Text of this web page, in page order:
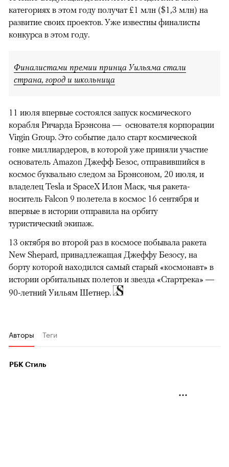
категориях в этом году получат £1 млн ($1,3 млн) на
развитие своих проектов. Уже известны финалисты
конкурса в этом году.
Финалистами премии принца Уильяма стали
страна, город и школьница
11 июля впервые состоялся запуск космического
корабля Ричарда Брэнсона — основателя корпорации
Virgin Group. Это событие дало старт космической
гонке миллиардеров, в которой уже приняли участие
основатель Amazon Джефф Безос, отправившийся в
космос буквально следом за Брэнсоном, 20 июля, и
владелец Tesla и SpaceX Илон Маск, чья ракета-
носитель Falcon 9 полетела в космос 16 сентября и
впервые в истории отправила на орбиту
туристический экипаж.
13 октября во второй раз в космосе побывала ракета
New Shepard, принадлежащая Джеффу Безосу, на
борту которой находился самый старый «космонавт» в
истории орбитальных полетов и звезда «Стартрека» —
90-летний Уильям Шетнер.
Авторы Теги
РБК Стиль